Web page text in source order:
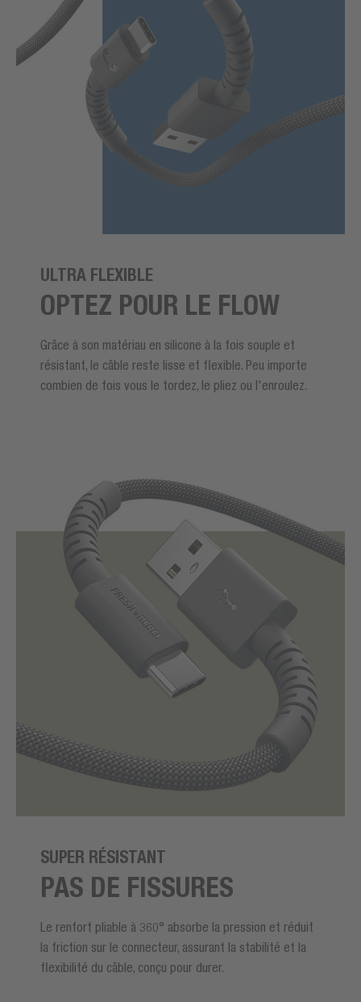
ULTRA FLEXIBLE
OPTEZ POUR LE FLOW
Grâce à son matériau en silicone à la fois souple et
résistant, le câble reste lisse et flexible. Peu importe
combien de fois vous le tordez, le pliez ou l'enroulez.
SUPER RÉSISTANT
PAS DE FISSURES
Le renfort pliable à 360° absorbe la pression et réduit
la friction sur le connecteur, assurant la stabilité et la
flexibilité du câble, conçu pour durer.